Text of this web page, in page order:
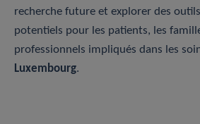
recherche future et explorer des
potentiels pour les patients, les
professionnels impliqués dans les
Luxembourg.